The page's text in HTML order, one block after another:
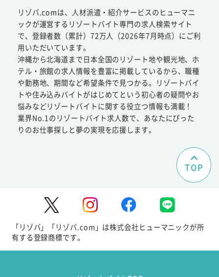
リゾバ.comは、人材派遣・紹介サービスのヒューマニ
ックが運営するリゾートバイト専門の求人検索サイト
で、登録者数（累計）72万人（2026年7月時点）にご利
用いただいています。
沖縄から北海道まで日本全国のリゾート地や観光地、ホ
テル・旅館の求人情報を豊富に掲載しているから、職種
や勤務地、期間など希望条件で見つかる。リゾートバイ
トや住み込みバイトがはじめてという初心者の疑問やお
悩みなどリゾートバイトに関する役立つ情報も満載！
業界No.1のリゾートバイト求人数で、あなたにぴった
りのお仕事探しと夢の実現を応援します。
TOP
「リゾバ」「リゾバ.com」は株式会社ヒューマニックが所
有する登録商標です。